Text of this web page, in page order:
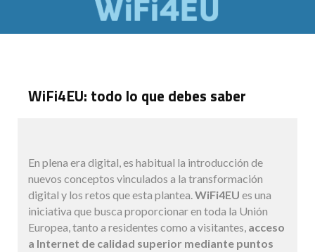
WiFi4EU: todo lo que debes saber
En plena era digital, es habitual la introducción de
nuevos conceptos vinculados a la transformación
digital y los retos que esta plantea.WiFi4EU es una
iniciativa que busca proporcionar en toda la Unión
Europea, tanto a residentes como a visitantes, acceso
a Internet de calidad superior mediante puntos